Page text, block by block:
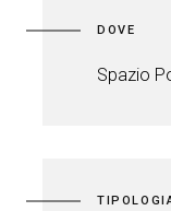
DOVE
Spazio